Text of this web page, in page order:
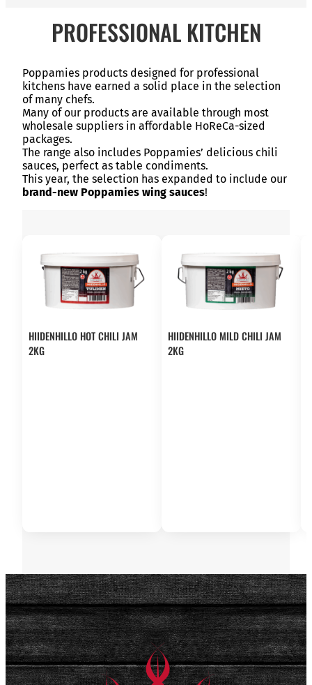
PROFESSIONAL KITCHEN
Poppamies products designed for professional
kitchens have earned a solid place in the selection
of many chefs.
Many of our products are available through most
wholesale suppliers in affordable HoReCa-sized
packages.
The range also includes Poppamies’ delicious chili
sauces, perfect as table condiments.
This year, the selection has expanded to include our
brand-new Poppamies wing sauces!
HIIDENHILLO HOT CHILI JAM
2KG
HIIDENHILLO MILD CHILI JAM
2KG